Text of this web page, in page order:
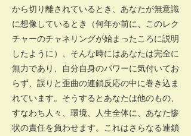
から切り離されているとき、あなたが無意識
に想像しているとき（何年か前に、このレク
チャーのチャネリングが始まったころに説明
したように）、そんな時にはあなたは完全に
無力であり、自分自身のパワーに気付いてお
らず、誤りと歪曲の連鎖反応の中に巻き込ま
れています。そうするとあなたは他のもの、
すなわち人々、環境、人生全体に、あなた惨
状の責任を負わせます。これはさらなる連鎖